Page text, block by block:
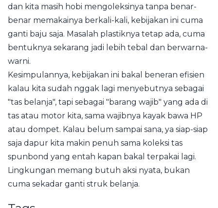
dan kita masih hobi mengoleksinya tanpa benar-
benar memakainya berkali-kali, kebijakan ini cuma
ganti baju saja. Masalah plastiknya tetap ada, cuma
bentuknya sekarang jadi lebih tebal dan berwarna-
warni.
Kesimpulannya, kebijakan ini bakal beneran efisien
kalau kita sudah nggak lagi menyebutnya sebagai
"tas belanja", tapi sebagai "barang wajib" yang ada di
tas atau motor kita, sama wajibnya kayak bawa HP
atau dompet. Kalau belum sampai sana, ya siap-siap
saja dapur kita makin penuh sama koleksi tas
spunbond yang entah kapan bakal terpakai lagi.
Lingkungan memang butuh aksi nyata, bukan
cuma sekadar ganti struk belanja.